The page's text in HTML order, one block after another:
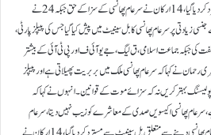
سرعام پھانسی دینے سے متعلق بل سینیٹ سے مسترد کر دیا گیا، 14 ارکان نے سرعام پھانسی کے سزا کے حق جبکہ 24 نے
پر سرعام پھانسی کا بل سینیٹ میں پیش کیا گیا جس کی پیپلز پارٹی،
کی جبکہ جماعت اسلامی، ق لیگ، جے یو آئی ف اور پی ٹی آئی کے بیشتر
رحمان نے کہا کہ سرعام پھانسی ملک میں بربریت پھیلاتی ہے اور پیپلز
بہتر کریں نہ کہ سزائے موت کے قوانین۔انہوں نے کہا کہ
سر عام پھانسی اکیسویں صدی کے معاشرے کو زیب نہیں دیتا، سر عام